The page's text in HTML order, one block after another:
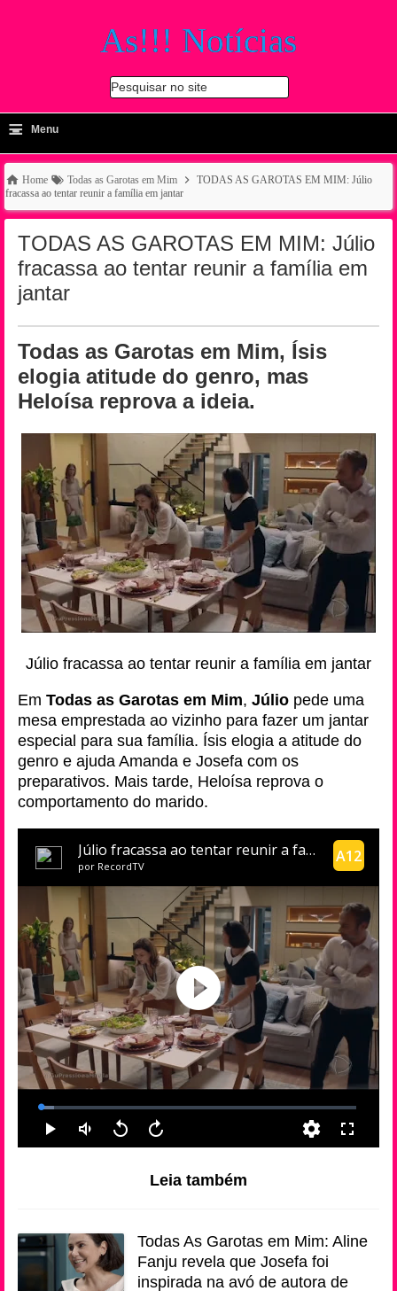
As!!! Notícias
Pesquisar no site
-
≡ Menu
Home Todas as Garotas em Mim
TODAS AS GAROTAS EM MIM: Júlio
fracassa ao tentar reunir a família em jantar
TODAS AS GAROTAS EM MIM: Júlio
fracassa ao tentar reunir a família em
jantar
Todas as Garotas em Mim, Ísis
elogia atitude do genro, mas
Heloísa reprova a ideia.
Júlio fracassa ao tentar reunir a família em jantar
Em Todas as Garotas em Mim, Júlio pede uma
mesa emprestada ao vizinho para fazer um jantar
especial para sua família. Ísis elogia a atitude do
genro e ajuda Amanda e Josefa com os
preparativos. Mais tarde, Heloísa reprova o
comportamento do marido.
Leia também
Todas As Garotas em Mim: Aline
Fanju revela que Josefa foi
inspirada na avó de autora de